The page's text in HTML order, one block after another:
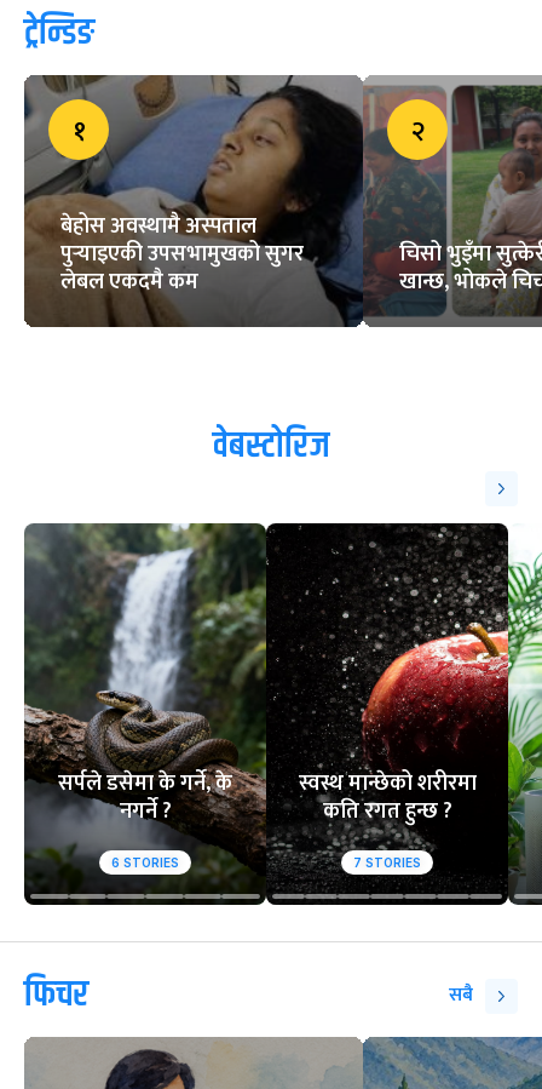
ट्रेन्डिङ
१
बेहोस अवस्थामै अस्पताल
पुर्‍याइएकी उपसभामुखको सुगर
लेबल एकदमै कम
२
चिसो भुइँमा
खान्छ, भोकले
वेबस्टोरिज
सर्पले डसेमा के गर्ने, के
नगर्ने ?
6 STORIES
स्वस्थ मान्छेको शरीरमा
कति रगत हुन्छ ?
7 STORIES
फिचर सबै